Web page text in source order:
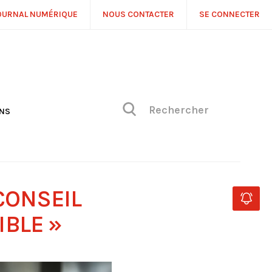
NUMÉRIQUE NOUS CONTACTER SE CONNECTER
»